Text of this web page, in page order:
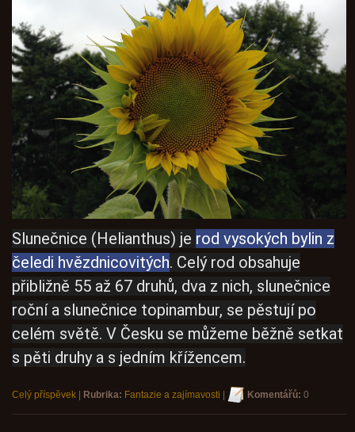
Slunečnice (Helianthus) je rod vysokých bylin z
čeledi hvězdnicovitých. Celý rod obsahuje
přibližně 55 až 67 druhů, dva z nich, slunečnice
roční a slunečnice topinambur, se pěstují po
celém světě. V Česku se můžeme běžně setkat
s pěti druhy a s jedním křížencem.
Celý příspěvek Rubrika: Fantazie a zajímavosti Komentářů: 0